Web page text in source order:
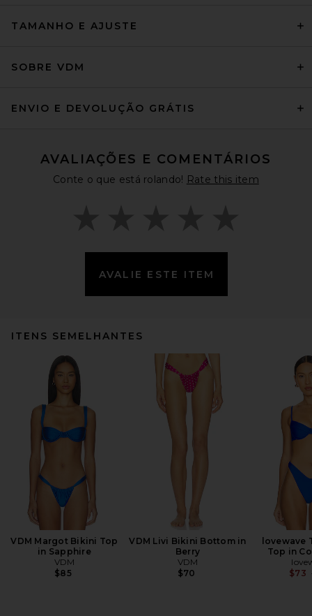
TAMANHO E AJUSTE
SOBRE VDM
ENVIO E DEVOLUÇÃO GRÁTIS
AVALIAÇÕES E COMENTÁRIOS
Conte o que está rolando! Rate this item
AVALIE ESTE ITEM
ITENS SEMELHANTES
VDM Margot Bikini Top
in Sapphire
VDM
$85
VDM Livi Bikini Bottom in
Berry
VDM
$70
lovewave
Top in
$73